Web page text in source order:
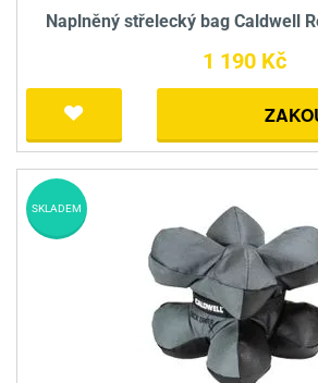
Naplněný střelecký bag Caldwell
1 190 Kč
SKLADEM